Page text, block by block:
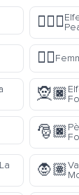
🧝🏻‍♀️
🧚‍♀️
🧝🏿
🎅🏿
🧛🏽